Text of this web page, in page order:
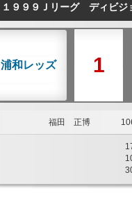
１９９９Ｊリーグ ディビ
浦和レッズ 1
福田 正博